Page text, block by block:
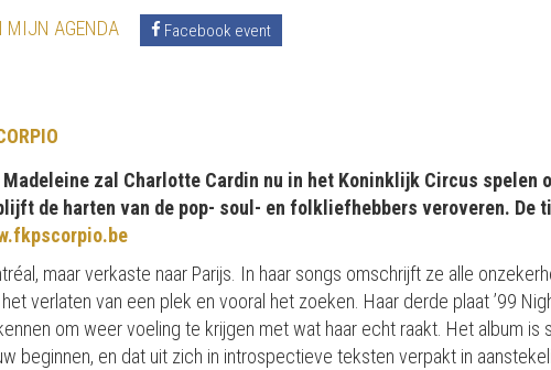
MIJN AGENDA Facebook event
zal Charlotte Cardin nu in het Koninklijk Circus spelen
de harten van de pop- soul- en folkliefhebbers veroveren. De
maar verkaste naar Parijs. In haar songs omschrijft ze alle
verlaten van een plek en vooral het zoeken. Haar derde plaat ’99
om weer voeling te krijgen met wat haar echt raakt. Het album is
beginnen, en dat uit zich in introspectieve teksten verpakt in